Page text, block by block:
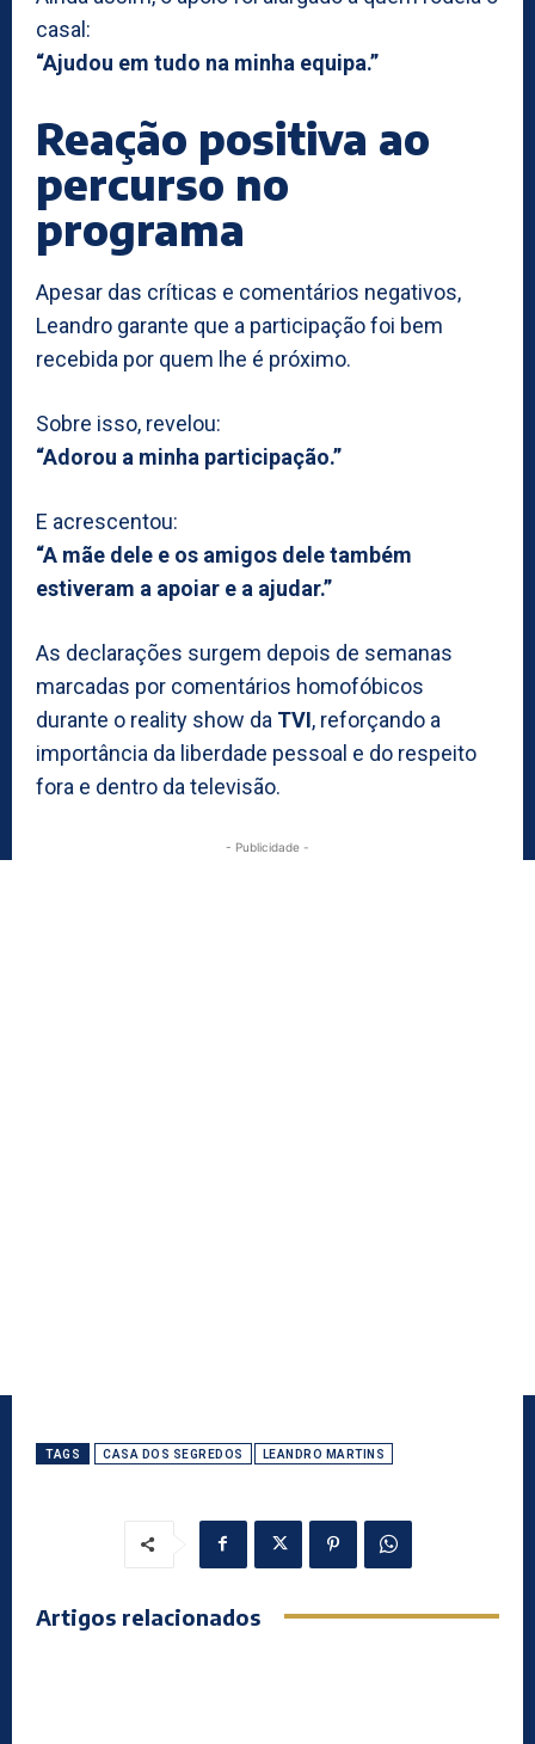
casal:
“Ajudou em tudo na minha equipa.”
Reação positiva ao
percurso no
programa
Apesar das críticas e comentários negativos,
Leandro garante que a participação foi bem
recebida por quem lhe é próximo.
Sobre isso, revelou:
“Adorou a minha participação.”
E acrescentou:
“A mãe dele e os amigos dele também
estiveram a apoiar e a ajudar.”
As declarações surgem depois de semanas
marcadas por comentários homofóbicos
durante o reality show da TVI, reforçando a
importância da liberdade pessoal e do respeito
fora e dentro da televisão.
- Publicidade -
TAGS CASA DOS SEGREDOS LEANDRO MARTINS
Artigos relacionados